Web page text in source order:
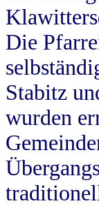
Die
Stabitz
wurden